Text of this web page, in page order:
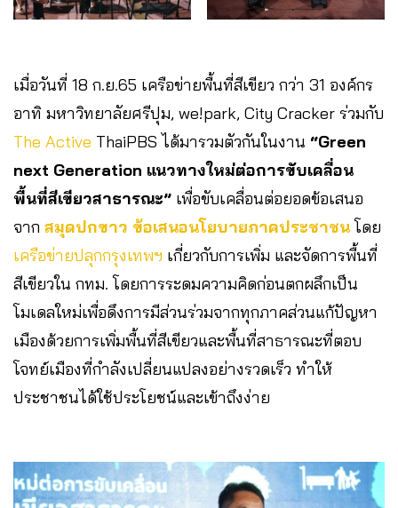
เมื่อวันที่ 18 ก.ย.65 เครือข่ายพื้นที่สีเขียว กว่า 31 องค์กร
อาทิ มหาวิทยาลัยศรีปุม, we!park, City Cracker ร่วมกับ
The Active ThaiPBS ได้มารวมตัวกันในงาน “Green
next Generation แนวทางใหม่ต่อการขับเคลื่อน
พื้นที่สีเขียวสาธารณะ” เพื่อขับเคลื่อนต่อยอดข้อเสนอ
จาก สมุดปกขาว ข้อเสนอนโยบายภาคประชาชน โดย
เครือข่ายปลุกกรุงเทพฯ เกี่ยวกับการเพิ่ม และจัดการพื้นที่
สีเขียวใน กทม. โดยการระดมความคิดก่อนตกผลึกเป็น
โมเดลใหม่เพื่อดึงการมีส่วนร่วมจากทุกภาคส่วนแก้ปัญหา
เมืองด้วยการเพิ่มพื้นที่สีเขียวและพื้นที่สาธารณะที่ตอบ
โจทย์เมืองที่กำลังเปลี่ยนแปลงอย่างรวดเร็ว ทำให้
ประชาชนได้ใช้ประโยชน์และเข้าถึงง่าย